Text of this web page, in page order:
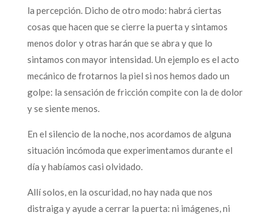
la percepción. Dicho de otro modo: habrá ciertas
cosas que hacen que se cierre la puerta y sintamos
menos dolor y otras harán que se abra y que lo
sintamos con mayor intensidad. Un ejemplo es el acto
mecánico de frotarnos la piel si nos hemos dado un
golpe: la sensación de fricción compite con la de dolor
y se siente menos.
En el silencio de la noche, nos acordamos de alguna
situación incómoda que experimentamos durante el
día y habíamos casi olvidado.
Allí solos, en la oscuridad, no hay nada que nos
distraiga y ayude a cerrar la puerta: ni imágenes, ni